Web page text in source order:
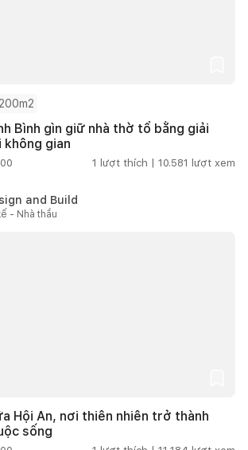
Bình gìn giữ nhà thờ tổ bằng giải
gian
1 lượt thích | 10.581 lượt xem
and Build
- Nhà thầu
Hội An, nơi thiên nhiên trở thành
sống